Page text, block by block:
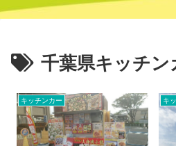
千葉県キッチン
キッチンカー キ